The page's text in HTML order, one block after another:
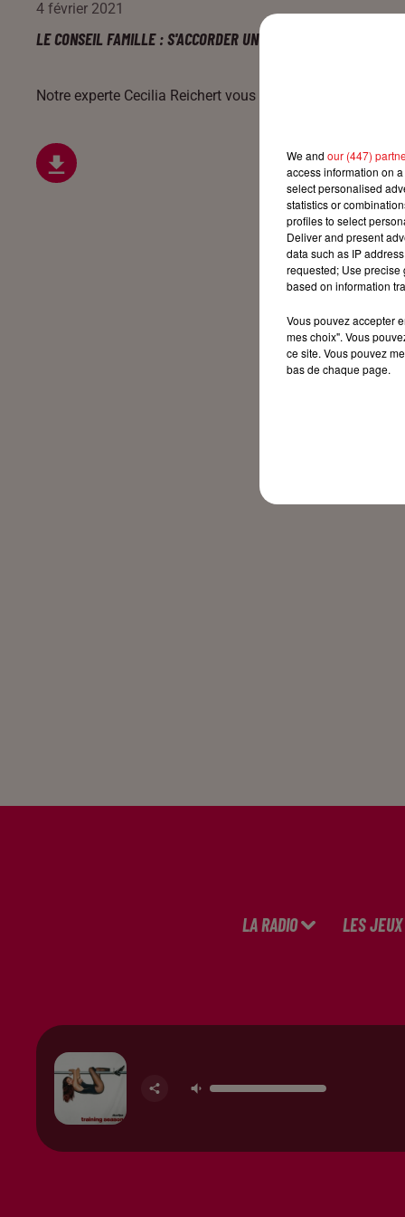
4 février 2021
LE CONSEIL FAMILLE : S'ACCORDER UN MOMENT DE RÉPIT
Notre experte Cecilia Reichert vous éclaire tous les jours
LA RADIO LES JEUX
We and our (447)
access information on
select personalised
statistics or
profiles to select
Deliver and present
data such as IP
requested; Use precise
based on information
Vous pouvez accepter
mes choix". Vous
ce site. Vous pouvez
bas de chaque page.